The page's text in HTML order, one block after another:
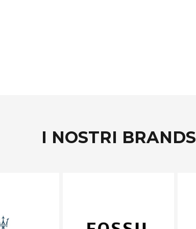
I NOSTRI BRANDS